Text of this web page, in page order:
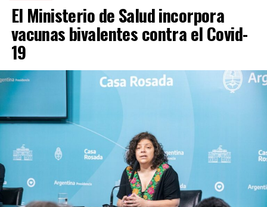
El Ministerio de Salud incorpora
vacunas bivalentes contra el Covid-
19